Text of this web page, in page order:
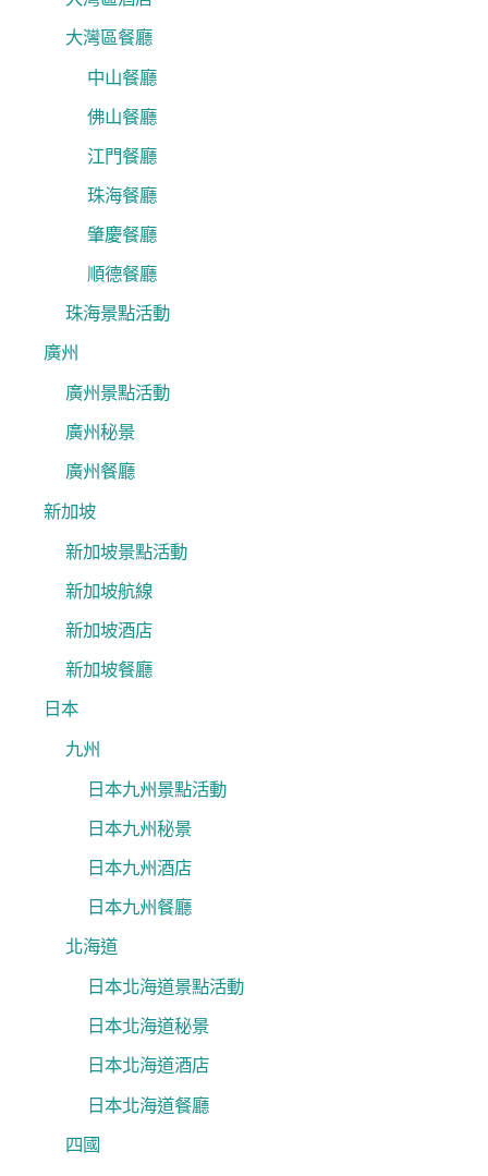
大灣區餐廳
中山餐廳
佛山餐廳
江門餐廳
珠海餐廳
肇慶餐廳
順德餐廳
珠海景點活動
廣州
廣州景點活動
廣州秘景
廣州餐廳
新加坡
新加坡景點活動
新加坡航線
新加坡酒店
新加坡餐廳
日本
九州
日本九州景點活動
日本九州秘景
日本九州酒店
日本九州餐廳
北海道
日本北海道景點活動
日本北海道秘景
日本北海道酒店
日本北海道餐廳
四國